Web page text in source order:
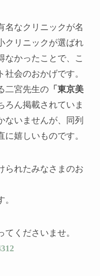
名なクリニックが名
クリニックが選ばれ
なかったことで、こ
会のおかげです。
二宮先生の「東京美
ろん掲載されていま
ないませんが、同列
嬉しいものです。
られたみなさまのお
くださいませ。